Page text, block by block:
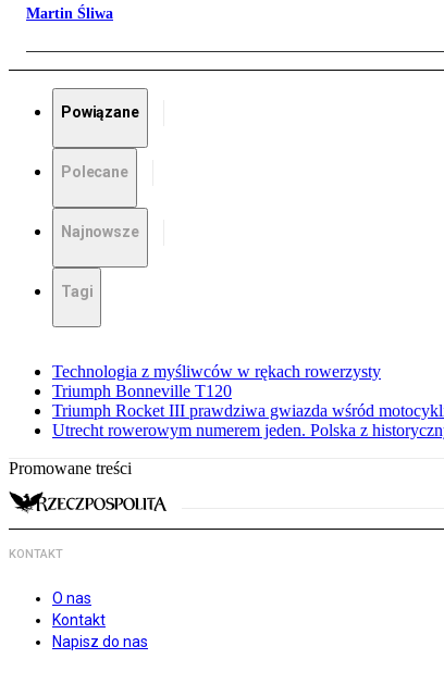
Martin Śliwa
Powiązane
Polecane
Najnowsze
Tagi
Technologia z myśliwców w rękach rowerzysty
Triumph Bonneville T120
Triumph Rocket III prawdziwa gwiazda wśród
Utrecht rowerowym numerem jeden. Polska z
Promowane treści
KONTAKT
O nas
Kontakt
Napisz do nas